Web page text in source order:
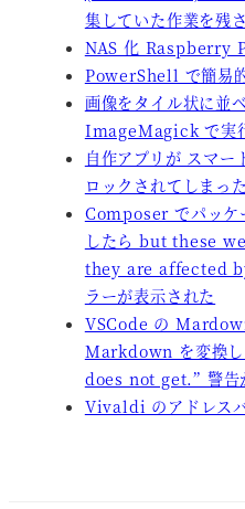
集していた作業を残
NAS 化 Raspberry
PowerShell で簡易
画像をタイル状に並
ImageMagick で実
自作アプリが スマー
ロックされてしまっ
Composer でパッケ
したら but these
they are affected
ラーが表示された
VSCode の
Markdown を変換
does not get.” 警告
Vivaldi のアドレス